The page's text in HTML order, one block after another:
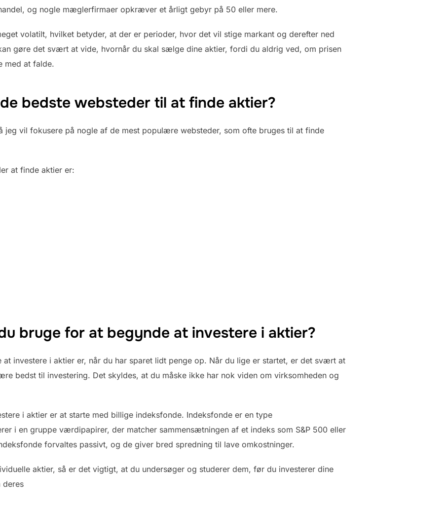
og nogle mæglerfirmaer opkræver et årligt gebyr på 50 eller mere.
volatilt, hvilket betyder, at der er perioder, hvor det vil stige markant og derefter ned
gøre det svært at vide, hvornår du skal sælge dine aktier, fordi du aldrig ved, om prisen
med at falde.
bedste websteder til at finde aktier?
jeg vil fokusere på nogle af de mest populære websteder, som ofte bruges til at finde
at finde aktier er:
bruge for at begynde at investere i aktier?
at investere i aktier er, når du har sparet lidt penge op. Når du lige er startet, er det svært at
bedst til investering. Det skyldes, at du måske ikke har nok viden om virksomheden og
i aktier er at starte med billige indeksfonde. Indeksfonde er en type
i en gruppe værdipapirer, der matcher sammensætningen af et indeks som S&P 500 eller
forvaltes passivt, og de giver bred spredning til lave omkostninger.
aktier, så er det vigtigt, at du undersøger og studerer dem, før du investerer dine
deres